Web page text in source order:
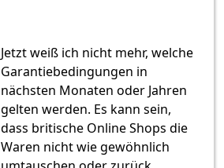
Jetzt weiß ich nicht mehr, welche
Garantiebedingungen in
nächsten Monaten oder Jahren
gelten werden. Es kann sein,
dass britische Online Shops die
Waren nicht wie gewöhnlich